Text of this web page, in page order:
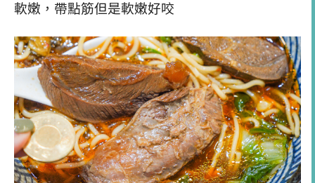
軟嫩，帶點筋但是軟嫩好咬